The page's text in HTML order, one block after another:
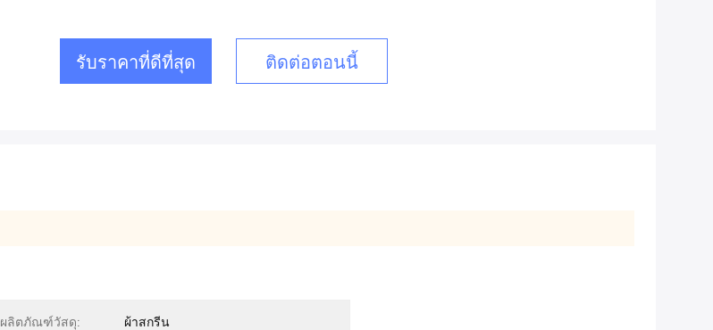
รับราคาที่ดีที่สุด ติดต่อตอนนี้
ผลิตภัณฑ์วัสดุ: ผ้าสกรีน